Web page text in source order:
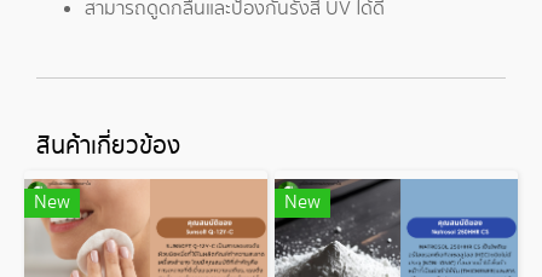
สามารถดูดกลืนและป้องกันรังสี UV ได้ดี
สินค้าเกี่ยวข้อง
New New